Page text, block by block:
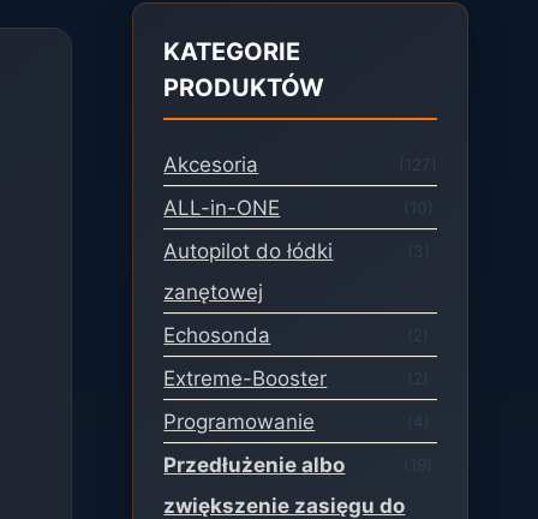
KATEGORIE
PRODUKTÓW
Akcesoria (127)
ALL-in-ONE (10)
Autopilot do łódki
zanętowej
(3)
Echosonda (2)
Extreme-Booster (2)
Programowanie (4)
Przedłużenie albo
zwiększenie zasięgu do
(19)